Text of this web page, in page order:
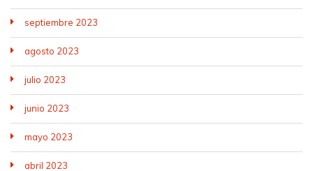
septiembre 2023
agosto 2023
julio 2023
junio 2023
mayo 2023
abril 2023